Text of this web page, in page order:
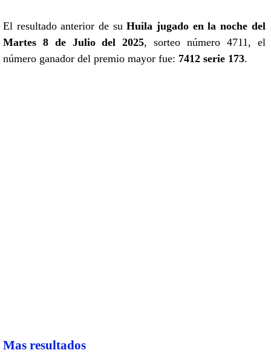
El resultado anterior de suHuila jugado en la noche del
Martes 8 de Julio del 2025, sorteo número 4711, el
número ganador del premio mayor fue: 7412 serie 173.
Mas resultados